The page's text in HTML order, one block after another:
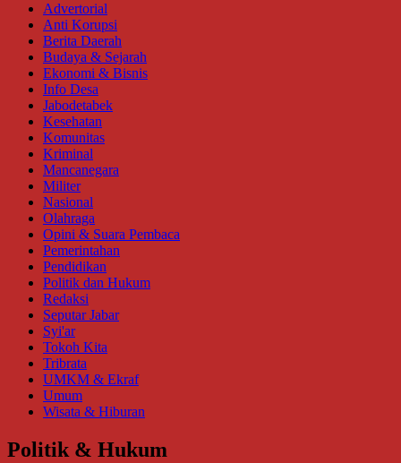
Advertorial
Anti Korupsi
Berita Daerah
Budaya & Sejarah
Ekonomi & Bisnis
Info Desa
Jabodetabek
Kesehatan
Komunitas
Kriminal
Mancanegara
Militer
Nasional
Olahraga
Opini & Suara Pembaca
Pemerintahan
Pendidikan
Politik dan Hukum
Redaksi
Seputar Jabar
Syi'ar
Tokoh Kita
Tribrata
UMKM & Ekraf
Umum
Wisata & Hiburan
Politik & Hukum